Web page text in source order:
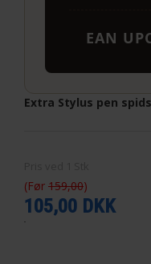
EAN
Extra Stylus pen
(Før 159,00)
105,00 DKK